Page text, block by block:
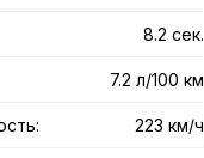
8.2 сек.
7.2 л/100 км
223 км/ч